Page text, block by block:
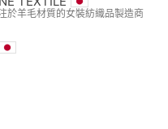
於羊毛材質的女裝紡織品製造商